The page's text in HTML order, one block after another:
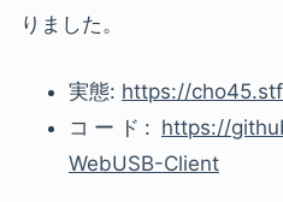
りました。
実態: https://
コード: https://
WebUSB-Client